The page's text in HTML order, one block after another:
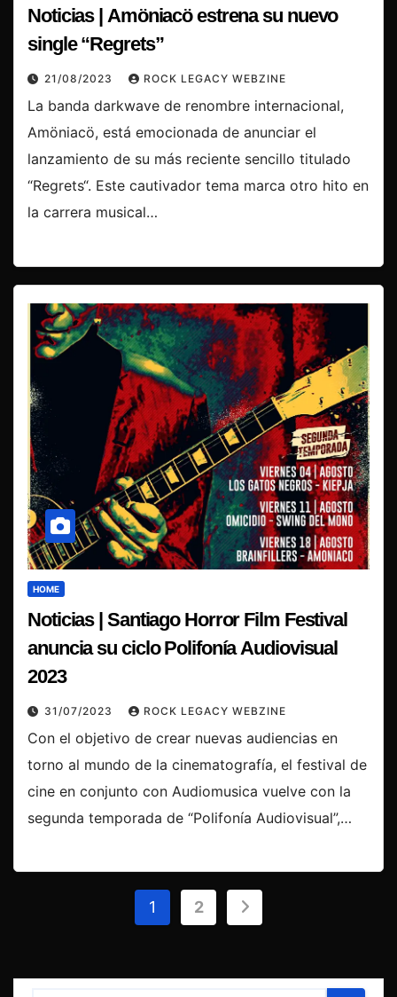
Noticias | Amöniacö estrena su nuevo
single “Regrets”
21/08/2023 ROCK LEGACY WEBZINE
La banda darkwave de renombre internacional,
Amöniacö, está emocionada de anunciar el
lanzamiento de su más reciente sencillo titulado
“Regrets“. Este cautivador tema marca otro hito en
la carrera musical…
HOME
Noticias | Santiago Horror Film Festival
anuncia su ciclo Polifonía Audiovisual
2023
31/07/2023 ROCK LEGACY WEBZINE
Con el objetivo de crear nuevas audiencias en
torno al mundo de la cinematografía, el festival de
cine en conjunto con Audiomusica vuelve con la
segunda temporada de “Polifonía Audiovisual”,…
Paginación
entradas
1 2